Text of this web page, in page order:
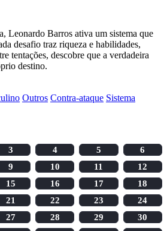
Leonardo Barros ativa um sistema que
desafio traz riqueza e habilidades,
tentações, descobre que a verdadeira
destino.
Outros Contra-ataque Sistema
3 4 5
6
9 10 11
12
15 16 17
18
21 22 23
24
27 28 29
30